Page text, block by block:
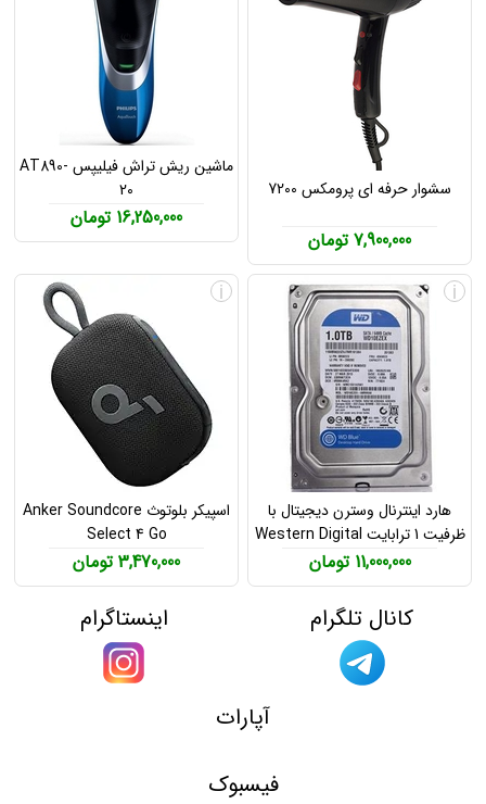
سشوار حرفه ای پرومکس 7200
7,900,000 تومان
ماشین ریش تراش فیلیپس AT890-
20
16,250,000 تومان
هارد اینترنال وسترن دیجیتال با
ظرفیت 1 ترابایت Western Digital
1TB Hard Drive
11,000,000 تومان
i
اسپیکر بلوتوث Anker Soundcore
Select 4 Go
3,470,000 تومان
i
کانال تلگرام اینستاگرام
آپارات
فیسبوک